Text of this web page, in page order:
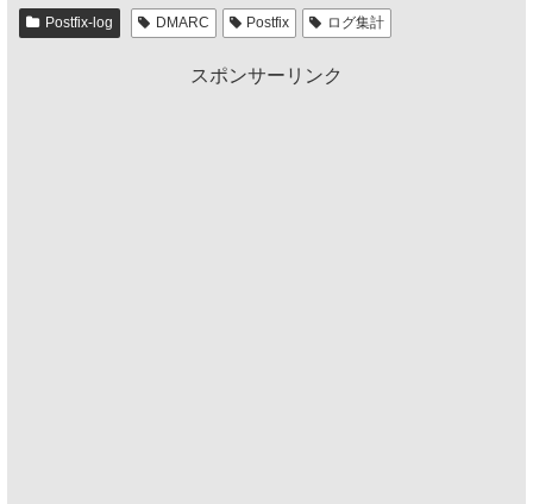
Postfix-log DMARC Postfix ログ集計
スポンサーリンク